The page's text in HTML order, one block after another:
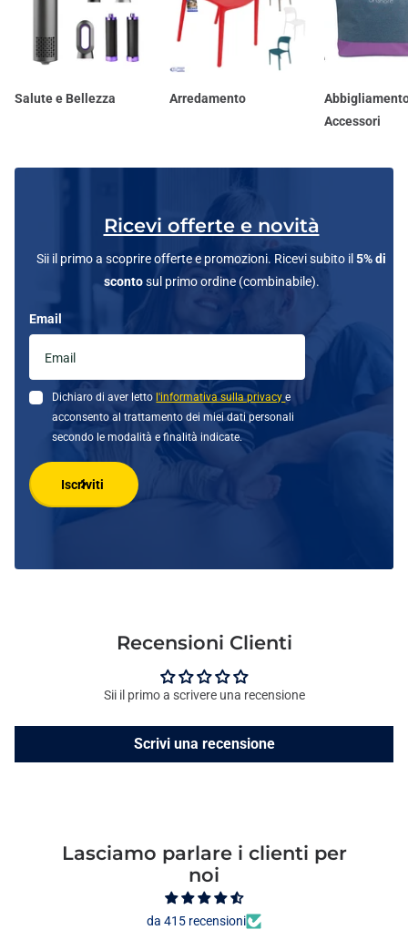
Salute e Bellezza Arredamento
Accessori
Ricevi offerte e novità
Sii il primo a scoprire offerte e promozioni. Ricevi subito il 5% di
scontosul primo ordine (combinabile).
Email
Dichiaro di aver letto l'informativa sulla privacye
acconsento al trattamento dei miei dati personali
secondo le modalità e finalità indicate.
Iscriviti
Recensioni Clienti
Sii il primo a scrivere una recensione
Scrivi una recensione
Lasciamo parlare i clienti per
noi
da 415 recensioni